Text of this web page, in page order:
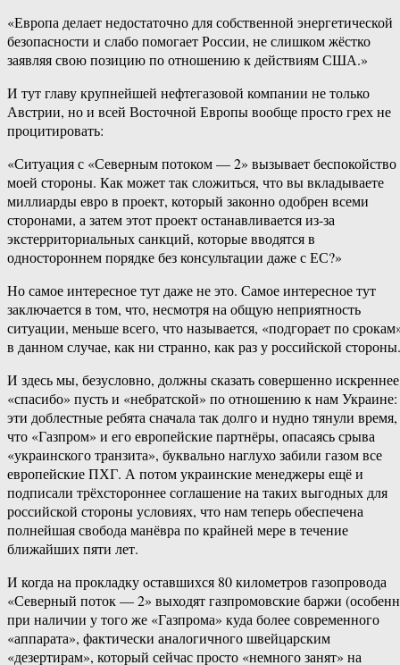
«Европа делает недостаточно для собственной энергетической
безопасности и слабо помогает России, не слишком жёстко
заявляя свою позицию по отношению к действиям США.»
И тут главу крупнейшей нефтегазовой компании не только
Австрии, но и всей Восточной Европы вообще просто грех не
процитировать:
«Ситуация с «Северным потоком — 2» вызывает беспокойство
моей стороны. Как может так сложиться, что вы вкладываете
миллиарды евро в проект, который законно одобрен всеми
сторонами, а затем этот проект останавливается из-за
экстерриториальных санкций, которые вводятся в
одностороннем порядке без консультации даже с ЕС?»
Но самое интересное тут даже не это. Самое интересное тут
заключается в том, что, несмотря на общую неприятность
ситуации, меньше всего, что называется, «подгорает по
в данном случае, как ни странно, как раз у российской стороны.
И здесь мы, безусловно, должны сказать совершенно искреннее
«спасибо» пусть и «небратской» по отношению к нам Украине:
эти доблестные ребята сначала так долго и нудно тянули время,
что «Газпром» и его европейские партнёры, опасаясь срыва
«украинского транзита», буквально наглухо забили газом все
европейские ПХГ. А потом украинские менеджеры ещё и
подписали трёхстороннее соглашение на таких выгодных для
российской стороны условиях, что нам теперь обеспечена
полнейшая свобода манёвра по крайней мере в течение
ближайших пяти лет.
И когда на прокладку оставшихся 80 километров газопровода
«Северный поток — 2» выходят газпромовские баржи
при наличии у того же «Газпрома» куда более современного
«аппарата», фактически аналогичного швейцарским
«дезертирам», который сейчас просто «немного занят» на